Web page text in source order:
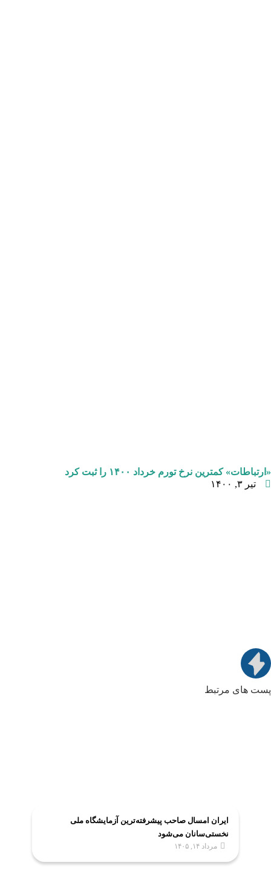
«ارتباطات» کمترین نرخ تورم خرداد ۱۴۰۰ را ثبت کرد
تیر ۳, ۱۴۰۰
پست های مرتبط
ایران امسال صاحب پیشرفته‌ترین آزمایشگاه ملی
نخستی‌سانان می‌شود
مرداد ۱۴, ۱۴۰۵